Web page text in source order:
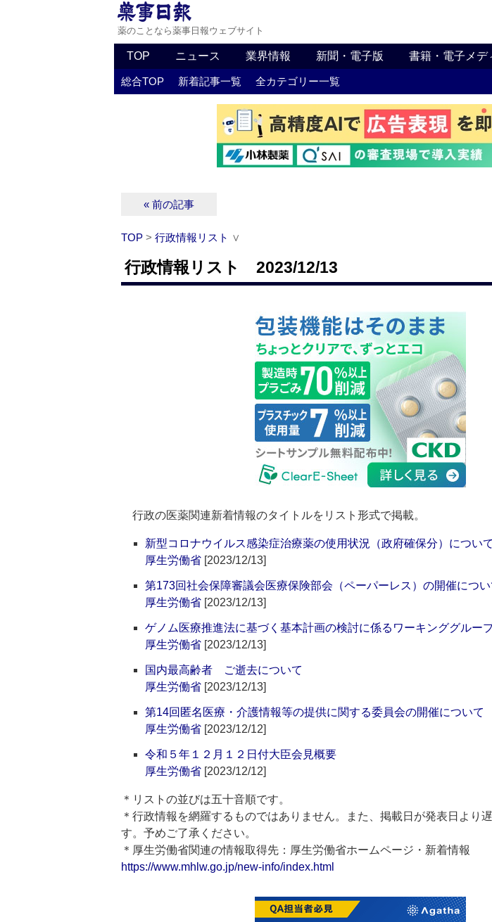
薬のことなら薬事日報ウェブサイト
TOP ニュース 業界情報 新聞・電子版 書籍・電子メデ
総合TOP 新着記事一覧 全カテゴリー一覧
« 前の記事
TOP > 行政情報リスト ∨
行政情報リスト 2023/12/13
行政の医薬関連新着情報のタイトルをリスト形式で掲載。
新型コロナウイルス感染症治療薬の使用状況（政府確保分）につい
厚生労働省 [2023/12/13]
第173回社会保障審議会医療保険部会（ペーパーレス）の開催につい
厚生労働省 [2023/12/13]
ゲノム医療推進法に基づく基本計画の検討に係るワーキンググル
厚生労働省 [2023/12/13]
国内最高齢者 ご逝去について
厚生労働省 [2023/12/13]
第14回匿名医療・介護情報等の提供に関する委員会の開催について
厚生労働省 [2023/12/12]
令和５年１２月１２日付大臣会見概要
厚生労働省 [2023/12/12]
＊リストの並びは五十音順です。
＊行政情報を網羅するものではありません。また、掲載日が発表日より
す。予めご了承ください。
＊厚生労働省関連の情報取得先：厚生労働省ホームページ・新着情報
https://www.mhlw.go.jp/new-info/index.html